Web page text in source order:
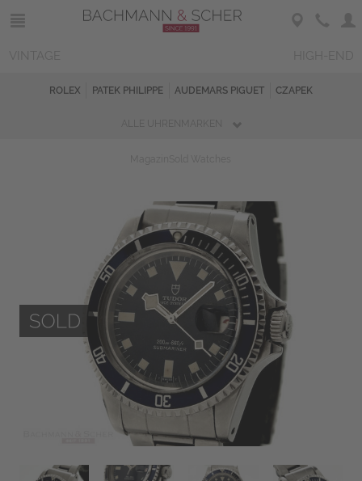
ROLEX PATEK PHILIPPE AUDEMARS PIGUET CZAPEK